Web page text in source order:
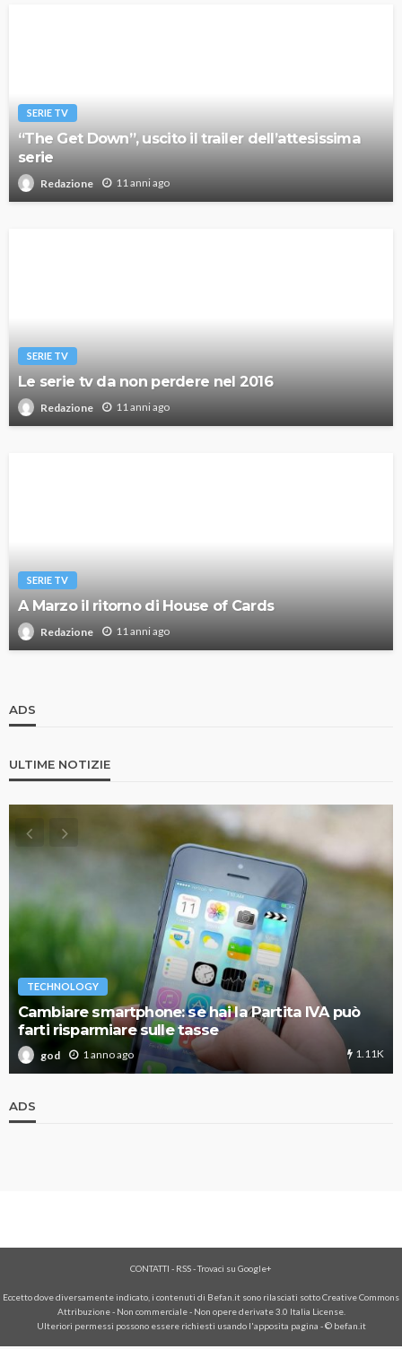
SERIE TV
“The Get Down”, uscito il trailer dell’attesissima
serie
Redazione 11 anni ago
SERIE TV
Le serie tv da non perdere nel 2016
Redazione 11 anni ago
SERIE TV
A Marzo il ritorno di House of Cards
Redazione 11 anni ago
ADS
ULTIME NOTIZIE
TECHNOLOGY
Cambiare smartphone: se hai la Partita IVA può
farti risparmiare sulle tasse
god 1 anno ago 1.11K
ADS
CONTATTI - RSS-Trovaci su Google+
Eccetto dove diversamente indicato, i contenuti di Befan.it sono rilasciati sotto Creative Commons
Attribuzione - Non commerciale - Non opere derivate 3.0 Italia License.
Ulteriori permessi possono essere richiesti usando l'apposita pagina - © befan.it